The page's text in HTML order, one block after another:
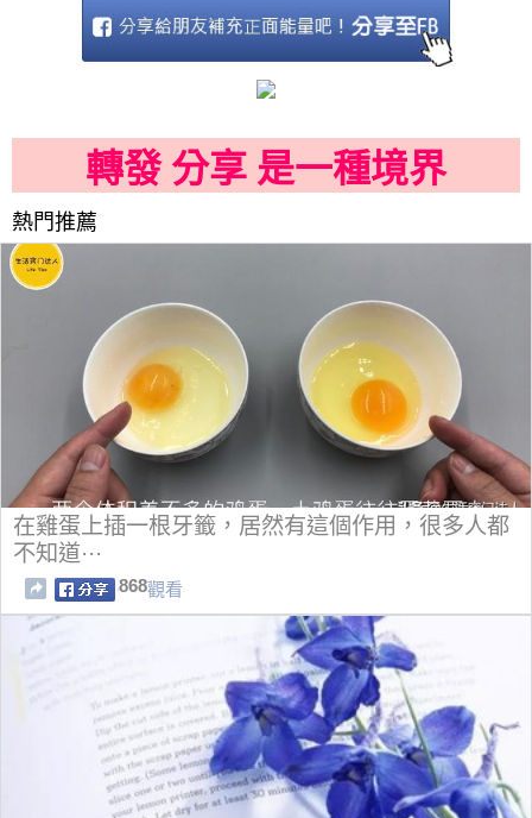
轉發 分享 是一種境界
熱門推薦
在雞蛋上插一根牙籤，居然有這個作用，很多人都
不知道···
868觀看